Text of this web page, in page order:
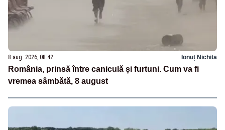
8 aug. 2026, 08:42 Ionuț Nichita
România, prinsă între caniculă și furtuni. Cum va fi
vremea sâmbătă, 8 august